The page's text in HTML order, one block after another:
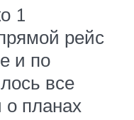
1
рейс
и по
все
планах